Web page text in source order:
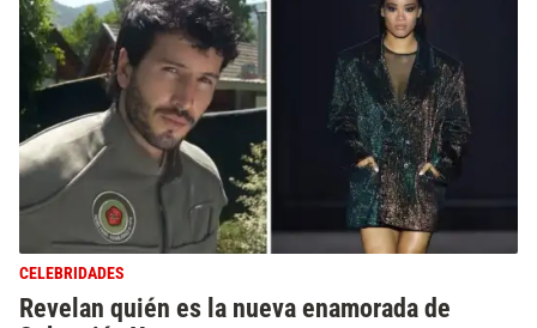
CELEBRIDADES
Revelan quién es la nueva enamorada de